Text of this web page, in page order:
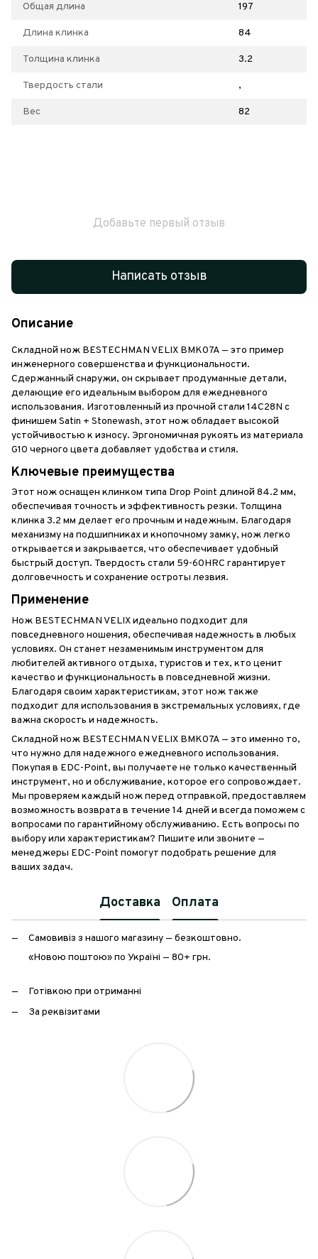
Общая длина 197
Длина клинка 84
Толщина клинка 3.2
Твердость стали ,
Вес 82
Добавьте первый отзыв
Написать отзыв
Описание
Складной нож BESTECHMAN VELIX BMK07A — это пример
инженерного совершенства и функциональности.
Сдержанный снаружи, он скрывает продуманные детали,
делающие его идеальным выбором для ежедневного
использования. Изготовленный из прочной стали 14C28N с
финишем Satin + Stonewash, этот нож обладает высокой
устойчивостью к износу. Эргономичная рукоять из материала
G10 черного цвета добавляет удобства и стиля.
Ключевые преимущества
Этот нож оснащен клинком типа Drop Point длиной 84.2 мм,
обеспечивая точность и эффективность резки. Толщина
клинка 3.2 мм делает его прочным и надежным. Благодаря
механизму на подшипниках и кнопочному замку, нож легко
открывается и закрывается, что обеспечивает удобный
быстрый доступ. Твердость стали 59-60HRC гарантирует
долговечность и сохранение остроты лезвия.
Применение
Нож BESTECHMAN VELIX идеально подходит для
повседневного ношения, обеспечивая надежность в любых
условиях. Он станет незаменимым инструментом для
любителей активного отдыха, туристов и тех, кто ценит
качество и функциональность в повседневной жизни.
Благодаря своим характеристикам, этот нож также
подходит для использования в экстремальных условиях, где
важна скорость и надежность.
Складной нож BESTECHMAN VELIX BMK07A — это именно то,
что нужно для надежного ежедневного использования.
Покупая в EDC-Point, вы получаете не только качественный
инструмент, но и обслуживание, которое его сопровождает.
Мы проверяем каждый нож перед отправкой, предоставляем
возможность возврата в течение 14 дней и всегда поможем с
вопросами по гарантийному обслуживанию. Есть вопросы по
выбору или характеристикам? Пишите или звоните —
менеджеры EDC-Point помогут подобрать решение для
ваших задач.
Доставка Оплата
Самовивіз з нашого магазину — безкоштовно.
«Новою поштою» по Україні — 80+ грн.
Готівкою при отриманні
За реквізитами